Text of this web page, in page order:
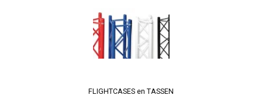
FLIGHTCASES en TASSEN